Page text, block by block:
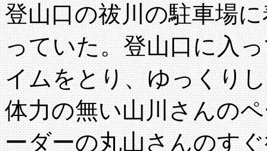
登山口の祓川の駐車場
っていた。登山口に入
イムをとり、ゆっくり
体力の無い山川さんの
ーダーの丸山さんのす